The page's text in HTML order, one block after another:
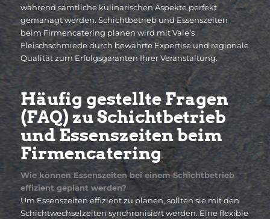
während sämtliche kulinarischen Aspekte perfekt
gemanagt werden. Schichtbetrieb und Essenszeiten
beim Firmencatering planen wird mit Vale’s
Fleischschmiede durch bewährte Expertise und regionale
Qualität zum Erfolgsgaranten Ihrer Veranstaltung.
Häufig gestellte Fragen
(FAQ) zu Schichtbetrieb
und Essenszeiten beim
Firmencatering
Wie können Essenszeiten bei einem Schichtbetrieb
effizient geplant werden?
Um Essenszeiten effizient zu planen, sollten sie mit den
Schichtwechselzeiten synchronisiert werden. Eine flexible